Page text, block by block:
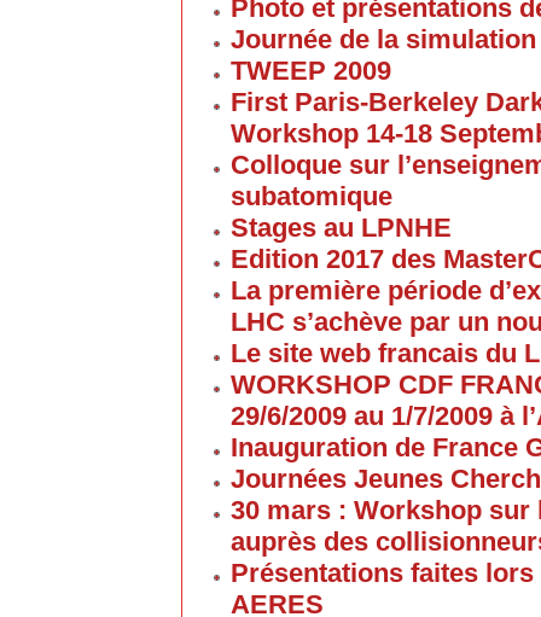
Photo et présentations
Journée de la simulation
TWEEP 2009
First Paris-Berkeley
Workshop 14-18
Colloque sur
subatomique
Stages au LPNHE
Edition 2017 des
La première période
LHC s’achève par un
Le site web francais du
WORKSHOP CDF
29/6/2009 au 1/7/2009 à
Inauguration de France
Journées Jeunes
30 mars : Workshop
auprès des
Présentations faites
AERES